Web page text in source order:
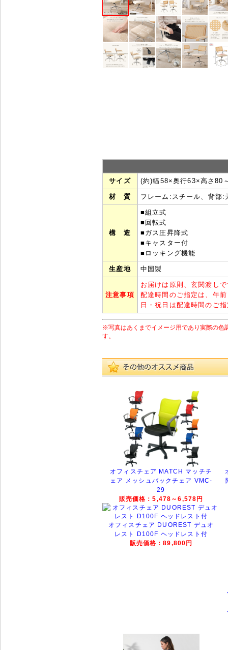
サイズ (約)幅58×奥行63×高さ80
材 質 フレーム:スチール、背部:
構 造
■組立式
■回転式
■ガス圧昇降式
■キャスター付
■ロッキング機能
生産地 中国製
注意事項
お届けは原則、玄関渡し
配達時間のご指定は、午
日・祝日は配達時間のご
※写真はあくまでイメージ用であり実際の色
す。
オフィスチェア MATCH マッチチ
ェア メッシュバックチェア VMC-
29
販売価格：5,478～6,578円
オフィスチェア DUOREST デュオ
レスト D100F ヘッドレスト付
販売価格：89,800円